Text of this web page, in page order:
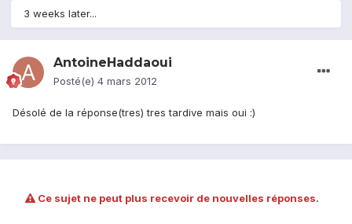
3 weeks later...
AntoineHaddaoui
Posté(e) 4 mars 2012
Désolé de la réponse(tres) tres tardive mais oui :)
Ce sujet ne peut plus recevoir de nouvelles réponses.